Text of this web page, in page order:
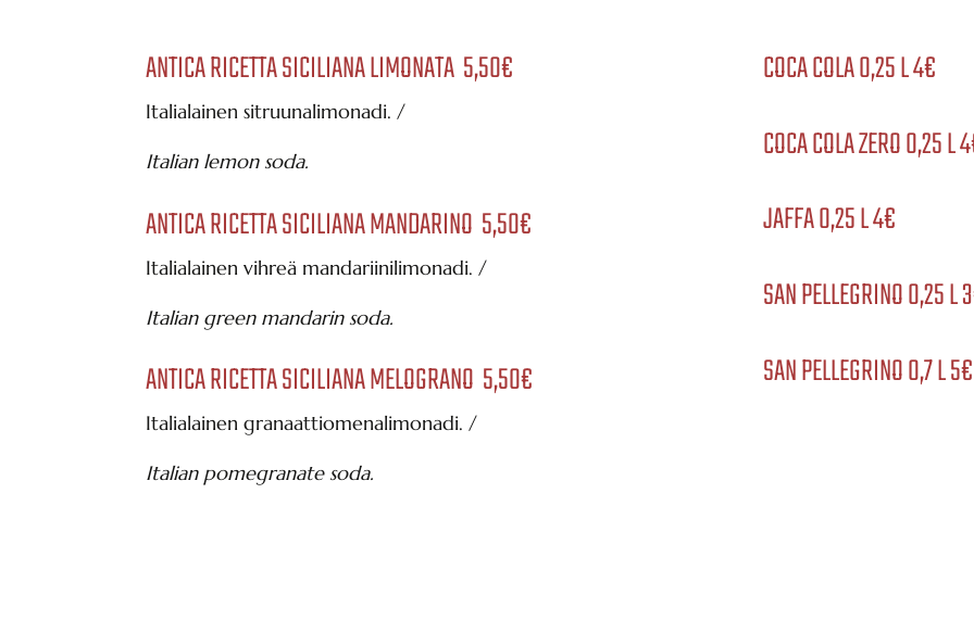
ANTICA RICETTA SICILIANA LIMONATA 5,50€
Italialainen sitruunalimonadi. /
Italian lemon soda.
ANTICA RICETTA SICILIANA MANDARINO 5,50€
Italialainen vihreä mandariinilimonadi. /
Italian green mandarin soda.
ANTICA RICETTA SICILIANA MELOGRANO 5,50€
Italialainen granaattiomenalimonadi. /
Italian pomegranate soda.
COCA COLA 0,25 L 4€
COCA COLA ZERO 0,25 L
JAFFA 0,25 L 4€
SAN PELLEGRINO 0,25 L
SAN PELLEGRINO 0,7 L 5€